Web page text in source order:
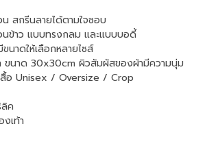
สกรีนลายได้ตามใจชอบ
ข้าว แบบทรงกลม และแบบบอดี้
นาดให้เลือกหลายไซส์
ขนาด 30x30cm ผิวสัมผัสของผ้ามีความนุ่ม
สื้อ Unisex / Oversize / Crop
ลิค
เท้า